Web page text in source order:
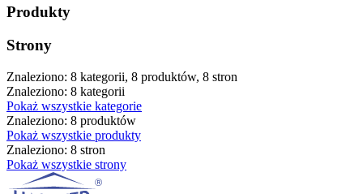
Produkty
Strony
Znaleziono: 8 kategorii, 8 produktów, 8 stron
Znaleziono: 8 kategorii
Pokaż wszystkie kategorie
Znaleziono: 8 produktów
Pokaż wszystkie produkty
Znaleziono: 8 stron
Pokaż wszystkie strony